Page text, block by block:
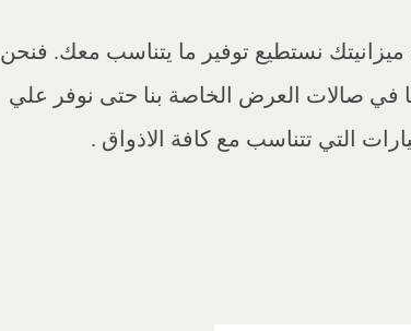
ميزانيتك نستطيع توفير ما يتناسب معك. فنحن
في صالات العرض الخاصة بنا حتى نوفر علي
التي تتناسب مع كافة الاذواق .